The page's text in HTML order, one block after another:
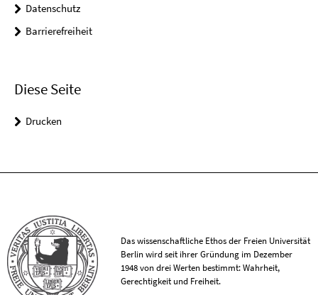
Datenschutz
Barrierefreiheit
Diese Seite
Drucken
Das wissenschaftliche Ethos der Freien Universität
Berlin wird seit ihrer Gründung im Dezember
1948 von drei Werten bestimmt: Wahrheit,
Gerechtigkeit und Freiheit.